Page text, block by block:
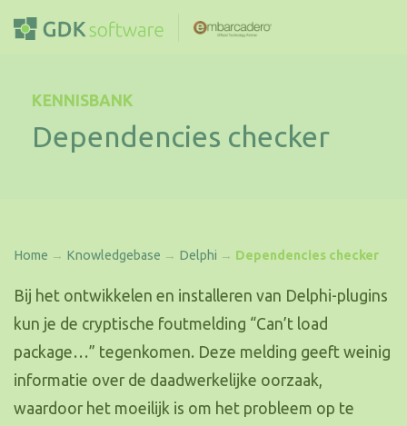
KENNISBANK
Dependencies checker
Home → Knowledgebase → Delphi → Dependencies checker
Bij het ontwikkelen en installeren van Delphi-plugins
kun je de cryptische foutmelding “Can’t load
package…” tegenkomen. Deze melding geeft weinig
informatie over de daadwerkelijke oorzaak,
waardoor het moeilijk is om het probleem op te